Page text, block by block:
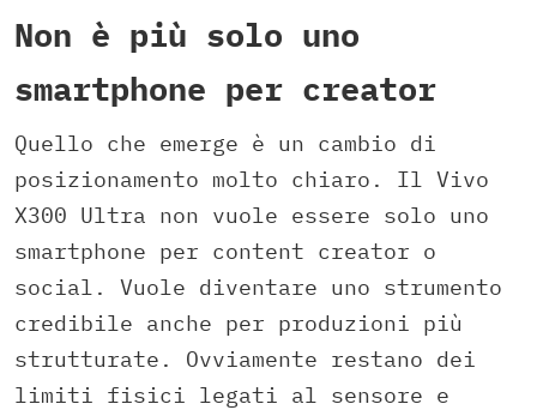
Non è più solo uno
smartphone per creator
Quello che emerge è un cambio di
posizionamento molto chiaro. Il Vivo
X300 Ultra non vuole essere solo uno
smartphone per content creator o
social. Vuole diventare uno strumento
credibile anche per produzioni più
strutturate. Ovviamente restano dei
limiti fisici legati al sensore e